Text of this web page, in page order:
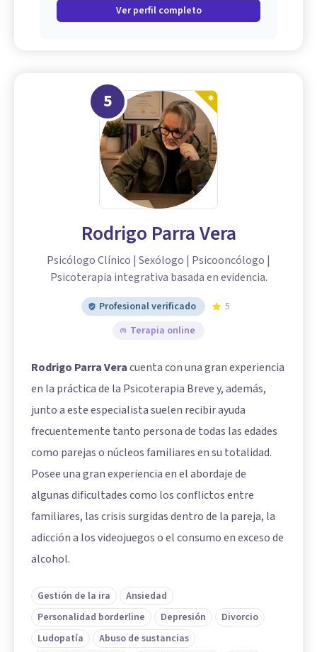
Ver perfil completo
5
Rodrigo Parra Vera
Psicólogo Clínico | Sexólogo | Psicooncólogo |
Psicoterapia integrativa basada en evidencia.
Profesional verificado
5
Terapia online
Rodrigo Parra Veracuenta con una gran experiencia
en la práctica de la Psicoterapia Breve y, además,
junto a este especialista suelen recibir ayuda
frecuentemente tanto persona de todas las edades
como parejas o núcleos familiares en su totalidad.
Posee una gran experiencia en el abordaje de
algunas dificultades como los conflictos entre
familiares, las crisis surgidas dentro de la pareja, la
adicción a los videojuegos o el consumo en exceso de
alcohol.
Gestión de la ira
Ansiedad
Personalidad borderline
Depresión
Divorcio
Ludopatía
Abuso de sustancias